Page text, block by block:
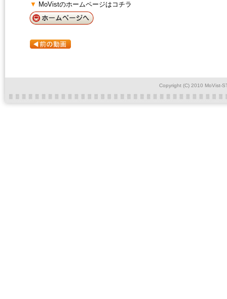
▼ MoVistのホームページはコチラ
Copyright (C) 2010 MoVist-